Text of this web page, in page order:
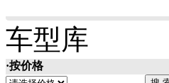
车型库
·按价格